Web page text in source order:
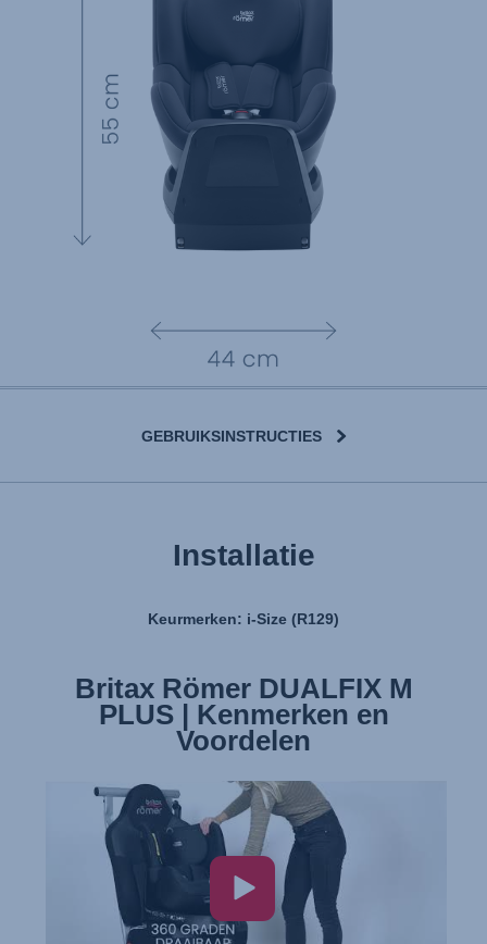
GEBRUIKSINSTRUCTIES
Installatie
Keurmerken: i-Size (R129)
Britax Römer DUALFIX M
PLUS | Kenmerken en
Voordelen